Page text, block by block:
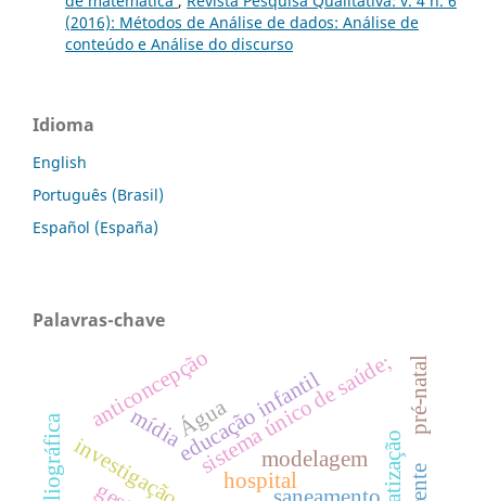
(2016): Métodos de Análise de dados: Análise de
conteúdo e Análise do discurso
Idioma
English
Português (Brasil)
Español (España)
Palavras-chave
sistema único de saúde;
educação infantil
modelagem
Água
mídia
anticoncepção
hospital
pré-natal